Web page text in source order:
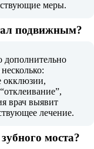
меры.
подвижным?
дополнительно
окклюзии,
врач выявит
лечение.
моста?